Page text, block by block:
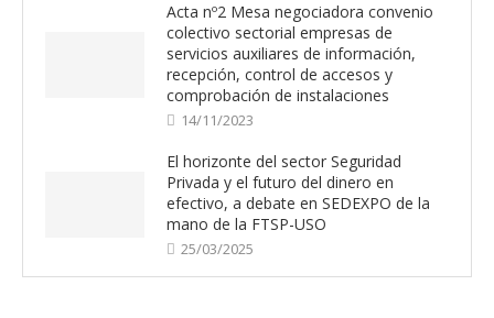
Acta nº2 Mesa negociadora convenio
colectivo sectorial empresas de
servicios auxiliares de información,
recepción, control de accesos y
comprobación de instalaciones
14/11/2023
El horizonte del sector Seguridad
Privada y el futuro del dinero en
efectivo, a debate en SEDEXPO de la
mano de la FTSP-USO
25/03/2025